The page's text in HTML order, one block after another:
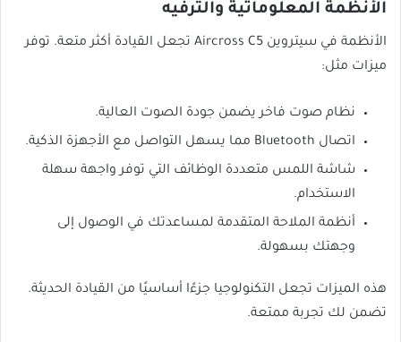
الأنظمة المعلوماتية والترفيه
الأنظمة في سيتروين Aircross C5 تجعل القيادة أكثر متعة. توفر
ميزات مثل:
نظام صوت فاخر يضمن جودة الصوت العالية.
اتصال Bluetooth مما يسهل التواصل مع الأجهزة الذكية.
شاشة اللمس متعددة الوظائف التي توفر واجهة سهلة
الاستخدام.
أنظمة الملاحة المتقدمة لمساعدتك في الوصول إلى
وجهتك بسهولة.
هذه الميزات تجعل التكنولوجيا جزءًا أساسيًا من القيادة الحديثة.
تضمن لك تجربة ممتعة.